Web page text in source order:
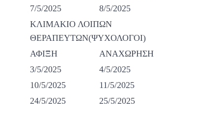
7/5/2025
8/5/2025
ΚΛΙΜΑΚΙΟ ΛΟΙΠΩΝ
ΘΕΡΑΠΕΥΤΩΝ(ΨΥΧΟΛΟΓΟΙ)
ΑΦΙΞΗ
ΑΝΑΧΩΡΗΣΗ
3/5/2025
4/5/2025
10/5/2025
11/5/2025
24/5/2025
25/5/2025